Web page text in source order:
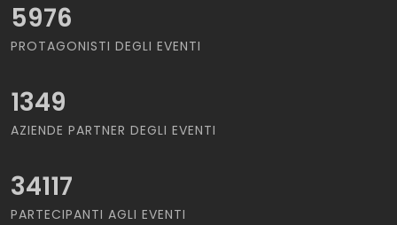
5976
PROTAGONISTI DEGLI EVENTI
1349
AZIENDE PARTNER DEGLI EVENTI
34117
PARTECIPANTI AGLI EVENTI